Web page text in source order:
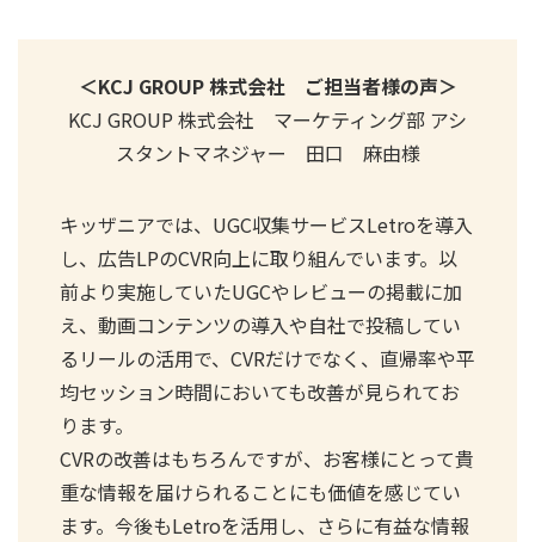
＜KCJ GROUP 株式会社 ご担当者様の声＞
KCJ GROUP 株式会社 マーケティング部 アシ
スタントマネジャー 田口 麻由様
キッザニアでは、UGC収集サービスLetroを導入
し、広告LPのCVR向上に取り組んでいます。以
前より実施していたUGCやレビューの掲載に加
え、動画コンテンツの導入や自社で投稿してい
るリールの活用で、CVRだけでなく、直帰率や平
均セッション時間においても改善が見られてお
ります。
CVRの改善はもちろんですが、お客様にとって貴
重な情報を届けられることにも価値を感じてい
ます。今後もLetroを活用し、さらに有益な情報